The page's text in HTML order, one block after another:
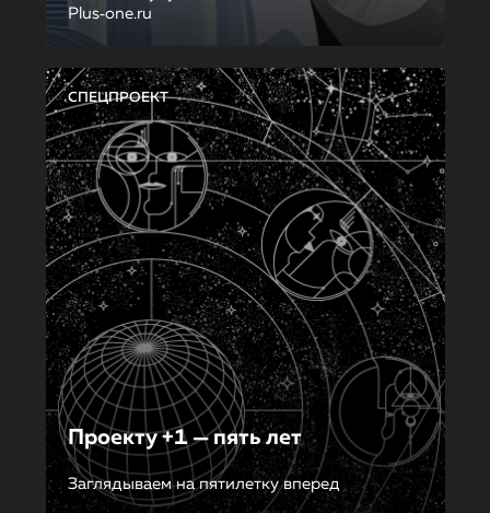
Plus‑one.ru
СПЕЦПРОЕКТ
Проекту +1 — пять лет
Заглядываем на пятилетку вперед